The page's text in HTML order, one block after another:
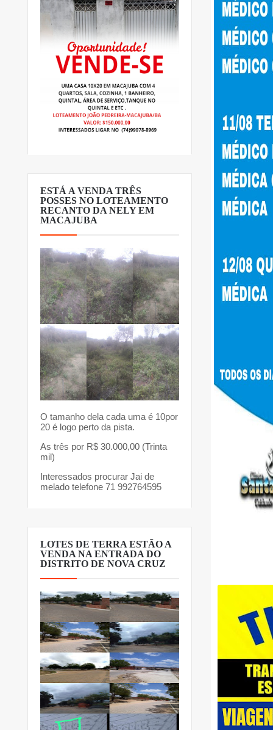
ESTÁ A VENDA TRÊS
POSSES NO LOTEAMENTO
RECANTO DA NELY EM
MACAJUBA
O tamanho dela cada uma é 10por
20 é logo perto da pista.
As três por R$ 30.000,00 (Trinta
mil)
Interessados procurar Jai de
melado telefone 71 992764595
LOTES DE TERRA ESTÃO A
VENDA NA ENTRADA DO
DISTRITO DE NOVA CRUZ